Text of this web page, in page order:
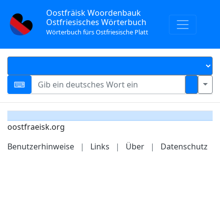
Oostfräisk Woordenbauk
Ostfriesisches Wörterbuch
Wörterbuch fürs Ostfriesische Platt
oostfraeisk.org
Benutzerhinweise
| Links | Über | Datenschutz